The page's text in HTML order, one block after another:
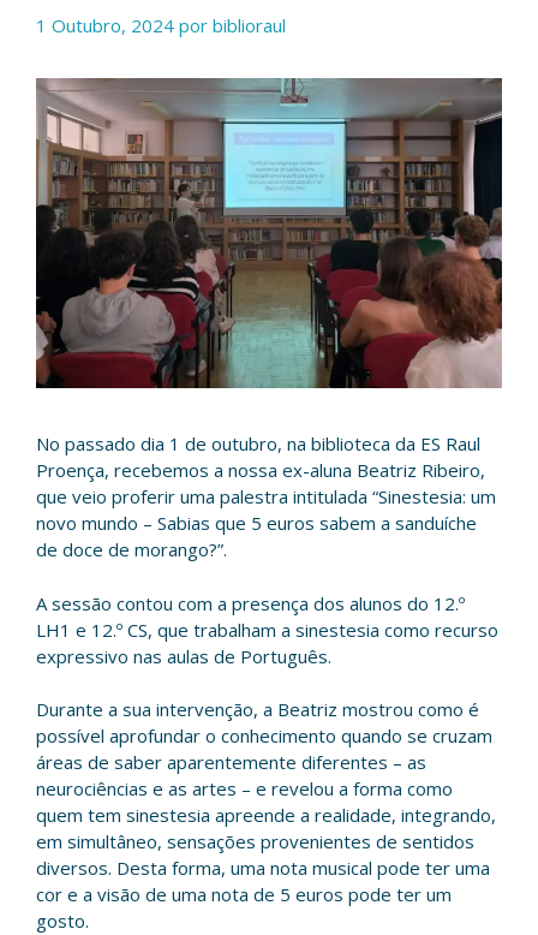
1 Outubro, 2024 por biblioraul
No passado dia 1 de outubro, na biblioteca da ES Raul
Proença, recebemos a nossa ex-aluna Beatriz Ribeiro,
que veio proferir uma palestra intitulada “Sinestesia: um
novo mundo – Sabias que 5 euros sabem a sanduíche
de doce de morango?”.
A sessão contou com a presença dos alunos do 12.º
LH1 e 12.º CS, que trabalham a sinestesia como recurso
expressivo nas aulas de Português.
Durante a sua intervenção, a Beatriz mostrou como é
possível aprofundar o conhecimento quando se cruzam
áreas de saber aparentemente diferentes – as
neurociências e as artes – e revelou a forma como
quem tem sinestesia apreende a realidade, integrando,
em simultâneo, sensações provenientes de sentidos
diversos. Desta forma, uma nota musical pode ter uma
cor e a visão de uma nota de 5 euros pode ter um
gosto.